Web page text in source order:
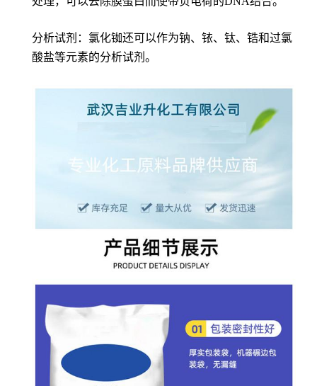
分析试剂：氯化铷还可以作为钠、铱、钛、锆和过氯
酸盐等元素的分析试剂。